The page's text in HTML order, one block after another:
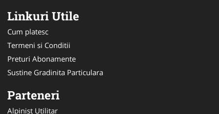
Linkuri Utile
Cum platesc
Termeni si Conditii
Preturi Abonamente
Sustine Gradinita Particulara
Parteneri
Alpinist Utilitar